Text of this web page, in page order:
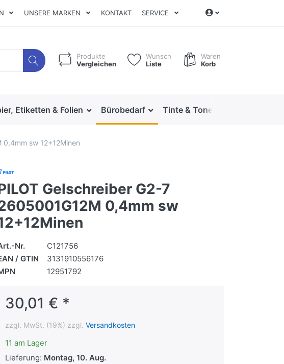
UNSERE MARKEN KONTAKT SERVICE
Produkte
Vergleichen
Wunsch
Liste
Waren
Korb
Etiketten & Folien Bürobedarf Tinte & Toner
0,4mm sw 12+12Minen
Gelschreiber G2-7
0,4mm sw
Nr.
C121756
/ GTIN
3131910556176
12951792
30,01 € *
zzgl. MwSt. (19%) zzgl. Versandkosten
11 am Lager
Lieferung: Montag, 10. Aug.